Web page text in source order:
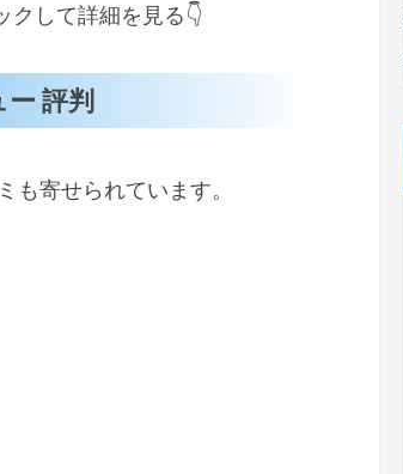
クして詳細を見る👇
評判
も寄せられています。